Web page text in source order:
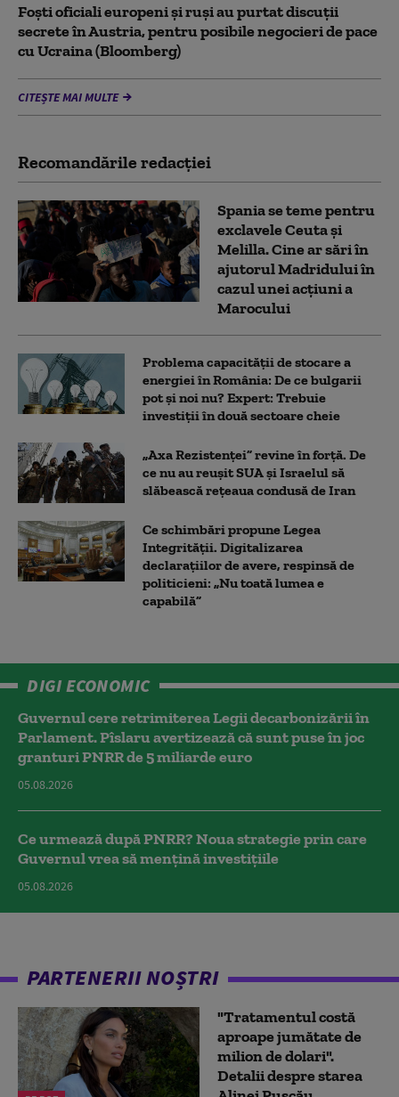
Foști oficiali europeni și ruși au purtat discuții
secrete în Austria, pentru posibile negocieri de pace
cu Ucraina (Bloomberg)
CITEȘTE MAI MULTE
Recomandările redacţiei
Spania se teme pentru
exclavele Ceuta și
Melilla. Cine ar sări în
ajutorul Madridului în
cazul unei acțiuni a
Marocului
Problema capacității de stocare a
energiei în România: De ce bulgarii
pot și noi nu? Expert: Trebuie
investiții în două sectoare cheie
„Axa Rezistenței” revine în forță. De
ce nu au reușit SUA și Israelul să
slăbească rețeaua condusă de Iran
Ce schimbări propune Legea
Integrității. Digitalizarea
declarațiilor de avere, respinsă de
politicieni: „Nu toată lumea e
capabilă”
DIGI ECONOMIC
Guvernul cere retrimiterea Legii decarbonizării în
Parlament. Pîslaru avertizează că sunt puse în joc
granturi PNRR de 5 miliarde euro
05.08.2026
Ce urmează după PNRR? Noua strategie prin care
Guvernul vrea să mențină investițiile
05.08.2026
PARTENERII NOȘTRI
"Tratamentul costă
aproape jumătate de
milion de dolari".
Detalii despre starea